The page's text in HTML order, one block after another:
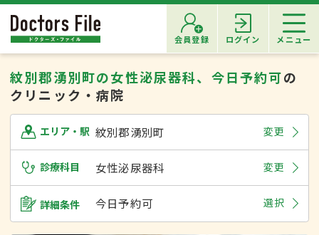
会員登録 ログイン メニュー
紋別郡湧別町の女性泌尿器科、今日予約可の
クリニック・病院
エリア・駅 紋別郡湧別町 変更
診療科目 女性泌尿器科 変更
詳細条件 今日予約可 選択